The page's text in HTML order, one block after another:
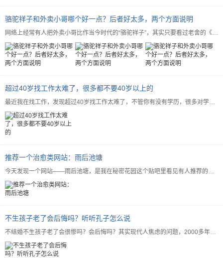
骆驼祥子和外卖小哥哪个好一点？后者好太多，两个方面说明
网络上经常有人把外卖小哥比作当今时代的“骆驼祥子”，其实只要看过老舍的《骆驼祥子》，就知道今天的外卖...
超过40岁找工作太难了，很多都不要40岁以上的
最近我在找工作，发现超过40岁找工作太难了，不管你有没有学历，很多对学历有要求的，基本上门槛就是35...
推荐一个治愈类网站：雨后池塘
今天发现一个网站——雨后池塘，是我在秘密花园这个贴吧里看见有人推荐的，然后搜索进去看了看，看得出站长...
不生孩子老了会后悔吗？听听孔子怎么说
不结婚不生孩子老了会很惨吗？会后悔吗？其实现代人焦虑的问题，2000多年前，中国的哲学家们都讨论过了...